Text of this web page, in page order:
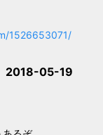
1526653071/
2018-05-19